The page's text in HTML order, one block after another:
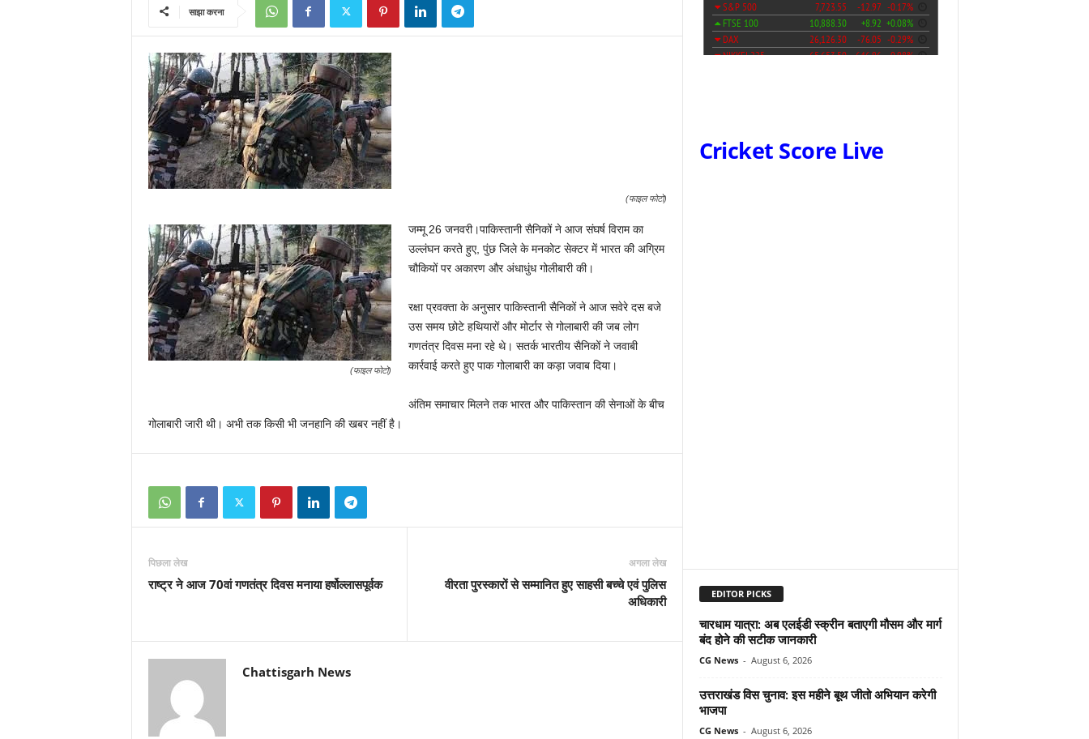
साझा करना
(फाइल फोटो)
(फाइल फोटो)
जम्मू 26 जनवरी।पाकिस्तानी सैनिकों ने आज संघर्ष विराम का
उल्लंघन करते हुए, पुंछ जिले के मनकोट सेक्टर में भारत की अग्रिम
चौकियों पर अकारण और अंधाधुंध गोलीबारी की।
रक्षा प्रवक्ता के अनुसार पाकिस्‍तानी सैनिकों ने आज सवेरे दस बजे
उस समय छोटे हथियारों और मोर्टार से गोलाबारी की जब लोग
गणतंत्र दिवस मना रहे थे। सतर्क भारतीय सैनिकों ने जवाबी
कार्रवाई करते हुए पाक गोलाबारी का कड़ा जवाब दिया।
अंतिम समाचार मिलने तक भारत और पाकिस्‍तान की सेनाओं के बीच
गोलाबारी जारी थी। अभी तक किसी भी जनहानि की खबर नहीं है।
पिछला लेख
राष्ट्र ने आज 70वां गणतंत्र दिवस मनाया हर्षोल्लासपूर्वक
अगला लेख
वीरता पुरस्कारों से सम्मानित हुए साहसी बच्चे एवं पुलिस
अधिकारी
Chattisgarh News
Cricket Score Live
EDITOR PICKS
चारधाम यात्रा: अब एलईडी स्क्रीन बताएगी मौसम और मार्ग
बंद होने की सटीक जानकारी
CG News - August 6, 2026
उत्तराखंड विस चुनाव: इस महीने बूथ जीतो अभियान करेगी
भाजपा
CG News - August 6, 2026